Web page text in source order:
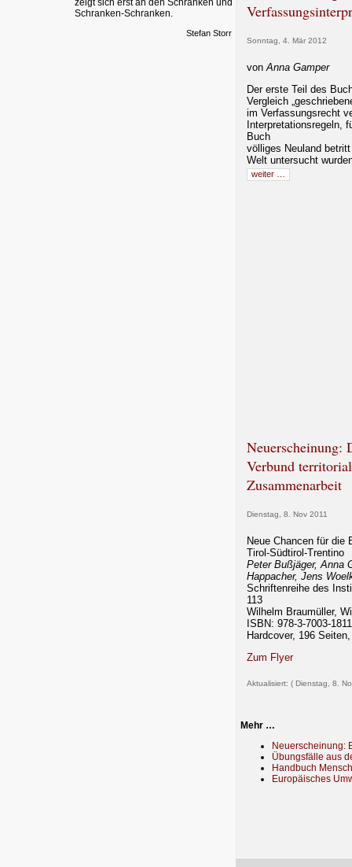
zeigt sich erst an den Schranken und
Schranken-Schranken.
Stefan Storr
Sonntag, 4. Mär 2012
von Anna Gamper
Der erste Teil des
Vergleich
im Verfassungsrecht
Interpretationsregeln,
Buch
völliges Neuland
Welt untersucht
weiter …
Neuerscheinung:
Verbund
Zusammenarbeit
Dienstag, 8. Nov 2011
Neue Chancen für die
Tirol-Südtirol-Trentino
Peter Bußjäger, Anna
Happacher, Jens
Schriftenreihe des
113
Wilhelm Braumüller,
ISBN: 978-3-7003-
Hardcover, 196
Zum Flyer
Aktualisiert: ( Dienstag, 8.
Mehr …
Neuerscheinung:
Übungsfälle aus
Handbuch
Europäisches